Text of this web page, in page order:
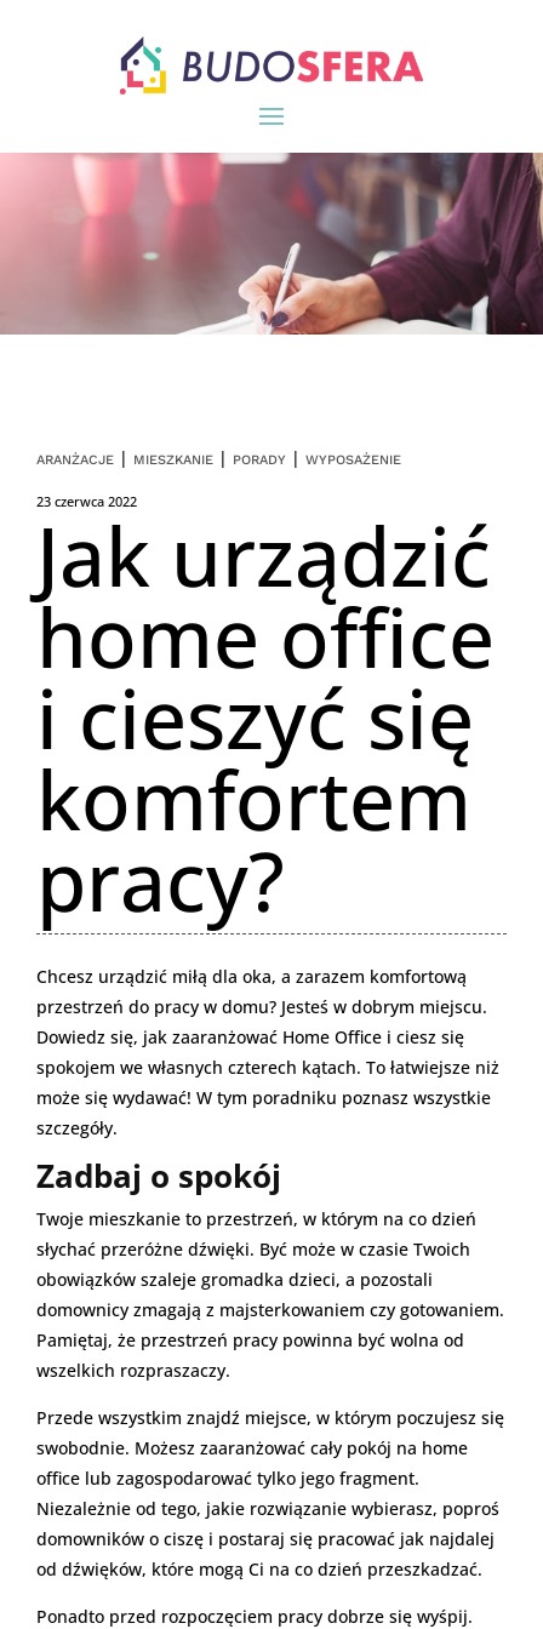
ARANŻACJE | MIESZKANIE | PORADY | WYPOSAŻENIE
23 czerwca 2022
Jak urządzić
home office
i cieszyć się
komfortem
pracy?
Chcesz urządzić miłą dla oka, a zarazem komfortową
przestrzeń do pracy w domu? Jesteś w dobrym miejscu.
Dowiedz się, jak zaaranżować Home Office i ciesz się
spokojem we własnych czterech kątach. To łatwiejsze niż
może się wydawać! W tym poradniku poznasz wszystkie
szczegóły.
Zadbaj o spokój
Twoje mieszkanie to przestrzeń, w którym na co dzień
słychać przeróżne dźwięki. Być może w czasie Twoich
obowiązków szaleje gromadka dzieci, a pozostali
domownicy zmagają z majsterkowaniem czy gotowaniem.
Pamiętaj, że przestrzeń pracy powinna być wolna od
wszelkich rozpraszaczy.
Przede wszystkim znajdź miejsce, w którym poczujesz się
swobodnie. Możesz zaaranżować cały pokój na home
office lub zagospodarować tylko jego fragment.
Niezależnie od tego, jakie rozwiązanie wybierasz, poproś
domowników o ciszę i postaraj się pracować jak najdalej
od dźwięków, które mogą Ci na co dzień przeszkadzać.
Ponadto przed rozpoczęciem pracy dobrze się wyśpij.